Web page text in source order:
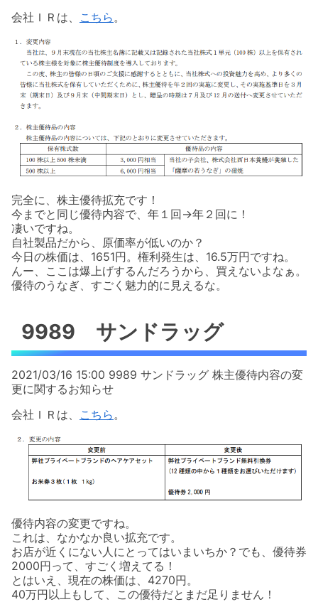
会社ＩＲは、 こちら。
完全に、株主優待拡充です！
今までと同じ優待内容で、年１回→年２回に！
凄いですね。
自社製品だから、原価率が低いのか？
今日の株価は、1651円。権利発生は、16.5万円ですね。
んー、ここは爆上げするんだろうから、買えないよなぁ。
優待のうなぎ、すごく魅力的に見えるな。
9989 サンドラッグ
2021/03/16 15:00 9989 サンドラッグ 株主優待内容の変
更に関するお知らせ
会社ＩＲは、 こちら。
優待内容の変更ですね。
これは、なかなか良い拡充です。
お店が近くにない人にとってはいまいちか？でも、優待券
2000円って、すごく増えてる！
とはいえ、現在の株価は、4270円。
40万円以上もして、この優待だとまだ足りません！